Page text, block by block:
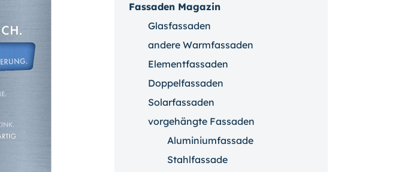
Fassaden Magazin
Glasfassaden
andere Warmfassaden
Elementfassaden
Doppelfassaden
Solarfassaden
vorgehängte Fassaden
Aluminiumfassade
Stahlfassade